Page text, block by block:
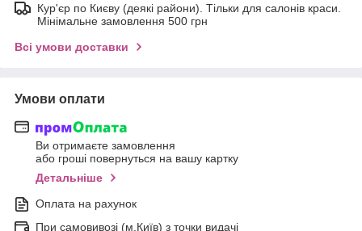
Кур'єр по Києву (деякі райони). Тільки для салонів краси.
Мінімальне замовлення 500 грн
Всі умови доставки
Умови оплати
Ви отримаєте замовлення
або гроші повернуться на вашу картку
Детальніше
Оплата на рахунок
При самовивозі (м.Київ) з точки видачі